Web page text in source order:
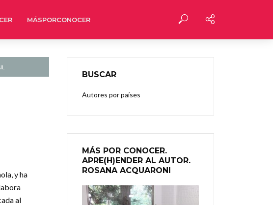
MÁSPORCONOCER
y ha
al
BUSCAR
Autores por países
MÁS POR CONOCER.
APRE(H)ENDER AL AUTOR.
ROSANA ACQUARONI